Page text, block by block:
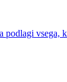
podlagi